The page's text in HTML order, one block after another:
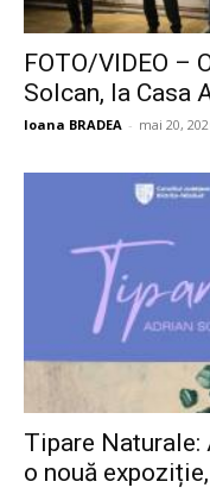
FOTO/VIDEO –
Solcan, la Casa
Ioana BRADEA - mai 20,
Tipare Naturale:
o nouă